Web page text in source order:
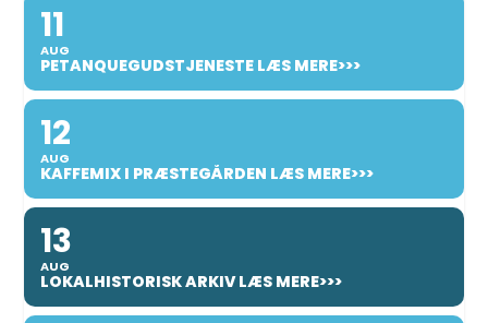
11
AUG
PETANQUEGUDSTJENESTE LÆS MERE>>>
12
AUG
KAFFEMIX I PRÆSTEGÅRDEN LÆS MERE>>>
13
AUG
LOKALHISTORISK ARKIV LÆS MERE>>>